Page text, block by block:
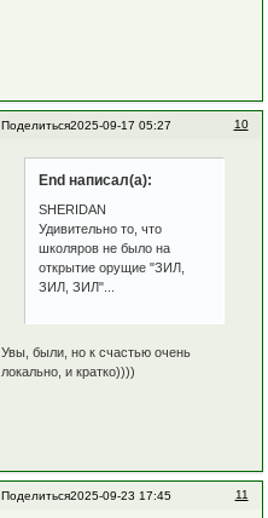
Поделиться 10
2025-09-17 05:27
End написал(а):
SHERIDAN
Удивительно то, что
школяров не было на
открытие орущие "ЗИЛ,
ЗИЛ, ЗИЛ"...
Увы, были, но к счастью очень
локально, и кратко))))
Поделиться 11
2025-09-23 17:45